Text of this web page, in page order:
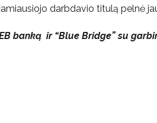
darbdavio titulą pelnė
banką ir “Blue Bridge” su